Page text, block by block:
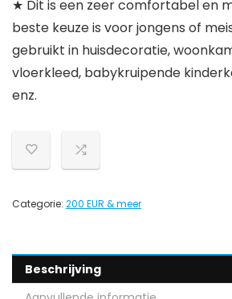
★ Dit is een zeer comfortabel en
beste keuze is voor jongens of
gebruikt in huisdecoratie,
vloerkleed, babykruipende
enz.
Categorie: 200 EUR & meer
Beschrijving